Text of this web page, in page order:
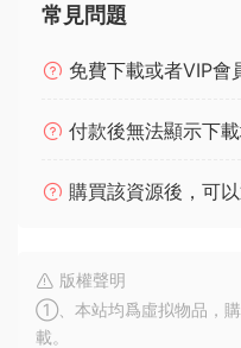
常見問題
免費下載或者VIP會
付款後無法顯示下
購買該資源後，可
版權聲明
①、本站均爲虛拟物品，購
載。